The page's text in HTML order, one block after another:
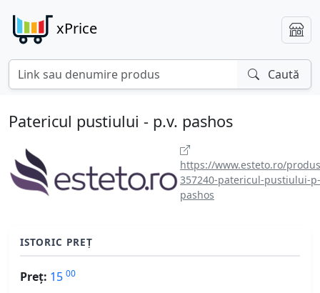
xPrice
Caută
Patericul pustiului - p.v. pashos
https://www.esteto.ro/
357240-patericul-pustiului-
pashos
ISTORIC PREȚ
Preț: 15 00